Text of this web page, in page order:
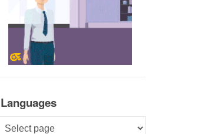
Languages
Languages